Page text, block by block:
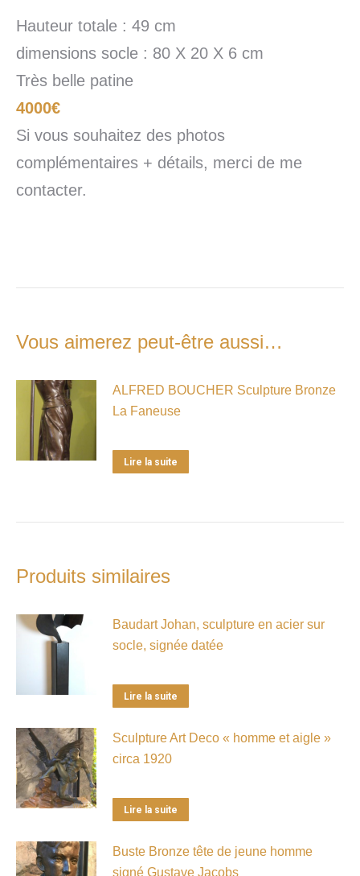
Hauteur totale : 49 cm
dimensions socle : 80 X 20 X 6 cm
Très belle patine
4000€
Si vous souhaitez des photos
complémentaires + détails, merci de me
contacter.
Vous aimerez peut-être aussi…
ALFRED BOUCHER Sculpture Bronze
La Faneuse
Lire la suite
Produits similaires
Baudart Johan, sculpture en acier sur
socle, signée datée
Lire la suite
Sculpture Art Deco « homme et aigle »
circa 1920
Lire la suite
Buste Bronze tête de jeune homme
signé Gustave Jacobs